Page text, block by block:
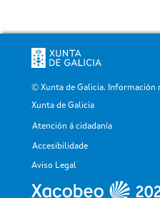
© Xunta de Galicia. Información
Xunta de Galicia
Pé
Atención á cidadanía
Accesibilidade
Aviso Legal